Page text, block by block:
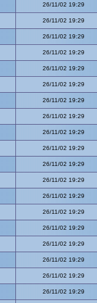
26/11/02 19:29
26/11/02 19:29
26/11/02 19:29
26/11/02 19:29
26/11/02 19:29
26/11/02 19:29
26/11/02 19:29
26/11/02 19:29
26/11/02 19:29
26/11/02 19:29
26/11/02 19:29
26/11/02 19:29
26/11/02 19:29
26/11/02 19:29
26/11/02 19:29
26/11/02 19:29
26/11/02 19:29
26/11/02 19:29
26/11/02 19:29